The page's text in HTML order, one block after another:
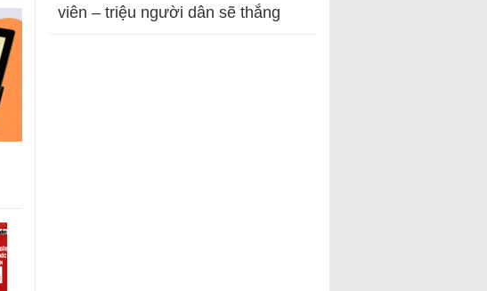
viên – triệu người dân sẽ thắng